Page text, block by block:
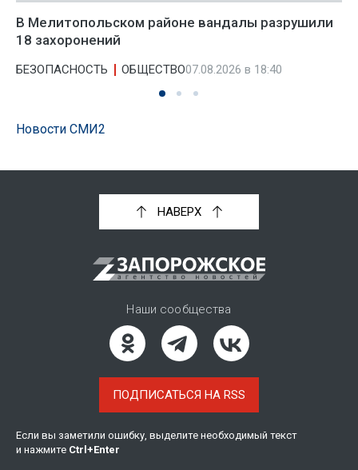
В Мелитопольском районе вандалы разрушили
18 захоронений
БЕЗОПАСНОСТЬ ОБЩЕСТВО07.08.2026 в 18:40
Новости СМИ2
НАВЕРХ
Наши сообщества
ПОДПИСАТЬСЯ НА RSS
Если вы заметили ошибку, выделите необходимый текст
и нажмите Ctrl +Enter